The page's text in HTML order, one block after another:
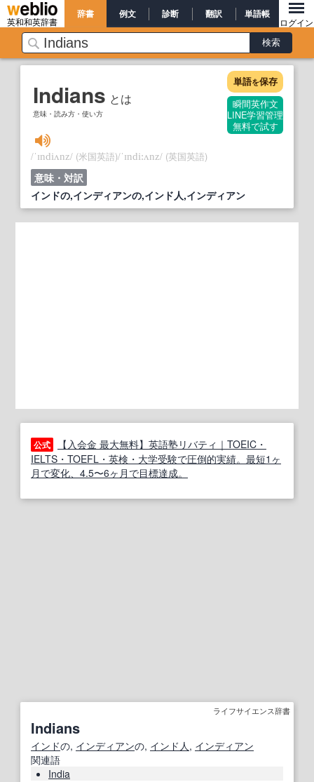
英和和英辞書
辞書 例文 診断 翻訳 単語帳
ログイン
Indians とは
意味・読み方・使い方
単語を保存
瞬間英作文
LINE学習管理
無料で試す
/ˈɪndiʌnz/ (米国英語)/ˈɪndi:ʌnz/ (英国英語)
意味・対訳
インドの,インディアンの,インド人,インディアン
公式
【入会金 最大無料】英語塾リバティ｜TOEIC・
IELTS・TOEFL・英検・大学受験で圧倒的実績。最短1ヶ
月で変化、4.5〜6ヶ月で目標達成。
ライフサイエンス辞書
Indians
インドの, インディアンの, インド人, インディアン
関連語
India